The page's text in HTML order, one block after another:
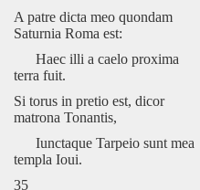
A patre dicta meo quondam
Saturnia Roma est:
Haec illi a caelo proxima
terra fuit.
Si torus in pretio est, dicor
matrona Tonantis,
Iunctaque Tarpeio sunt mea
templa Ioui.
35